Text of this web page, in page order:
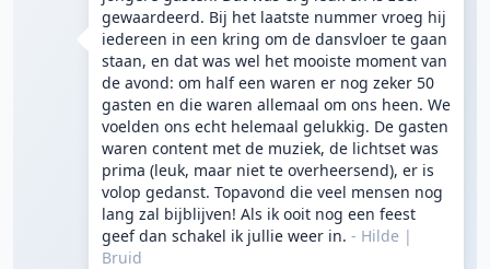
gewaardeerd. Bij het laatste nummer vroeg hij
iedereen in een kring om de dansvloer te gaan
staan, en dat was wel het mooiste moment van
de avond: om half een waren er nog zeker 50
gasten en die waren allemaal om ons heen. We
voelden ons echt helemaal gelukkig. De gasten
waren content met de muziek, de lichtset was
prima (leuk, maar niet te overheersend), er is
volop gedanst. Topavond die veel mensen nog
lang zal bijblijven! Als ik ooit nog een feest
geef dan schakel ik jullie weer in. - Hilde |
Bruid